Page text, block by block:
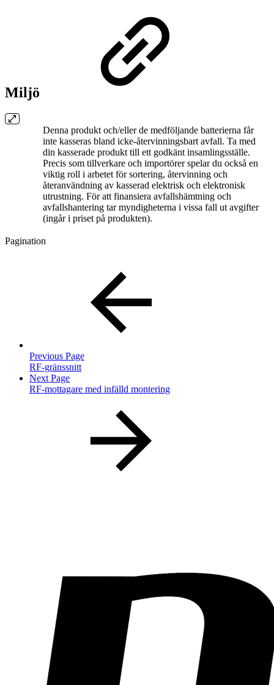
Miljö
Denna produkt och/eller de medföljande batterierna får
inte kasseras bland icke-återvinningsbart avfall. Ta med
din kasserade produkt till ett godkänt insamlingsställe.
Precis som tillverkare och importörer spelar du också en
viktig roll i arbetet för sortering, återvinning och
återanvändning av kasserad elektrisk och elektronisk
utrustning. För att finansiera avfallshämtning och
avfallshantering tar myndigheterna i vissa fall ut avgifter
(ingår i priset på produkten).
Pagination
Previous Page
RF-gränssnitt
Next Page
RF-mottagare med infälld montering